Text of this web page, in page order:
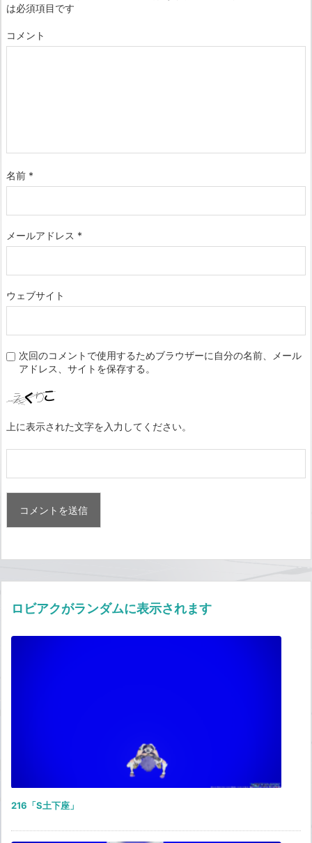
は必須項目です
コメント
名前 *
メールアドレス *
ウェブサイト
次回のコメントで使用するためブラウザーに自分の名前、メール
アドレス、サイトを保存する。
上に表示された文字を入力してください。
ロビアクがランダムに表示されます
216「S土下座」